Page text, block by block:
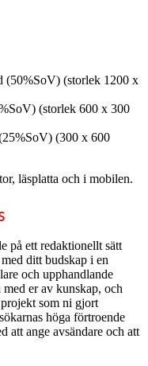
(50%SoV) (storlek 1200 x
(storlek 600 x 300
(300 x 600
läsplatta och i mobilen.
på ett redaktionellt sätt
ditt budskap i en
och upphandlande
er av kunskap, och
som ni gjort
höga förtroende
att ange avsändare och att